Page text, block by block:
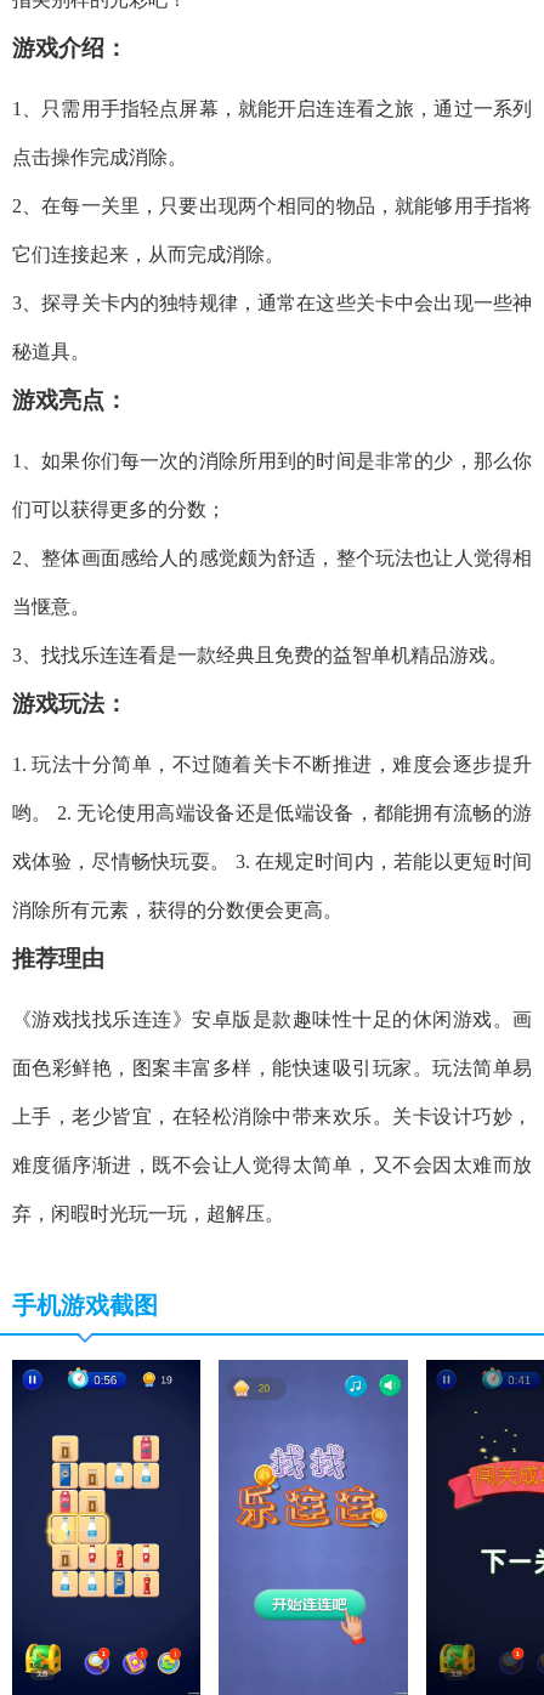
游戏介绍：
1、只需用手指轻点屏幕，就能开启连连看之旅，通过一系列
点击操作完成消除。
2、在每一关里，只要出现两个相同的物品，就能够用手指将
它们连接起来，从而完成消除。
3、探寻关卡内的独特规律，通常在这些关卡中会出现一些神
秘道具。
游戏亮点：
1、如果你们每一次的消除所用到的时间是非常的少，那么你
们可以获得更多的分数；
2、整体画面感给人的感觉颇为舒适，整个玩法也让人觉得相
当惬意。
3、找找乐连连看是一款经典且免费的益智单机精品游戏。
游戏玩法：
1. 玩法十分简单，不过随着关卡不断推进，难度会逐步提升
哟。 2. 无论使用高端设备还是低端设备，都能拥有流畅的游
戏体验，尽情畅快玩耍。 3. 在规定时间内，若能以更短时间
消除所有元素，获得的分数便会更高。
推荐理由
《游戏找找乐连连》安卓版是款趣味性十足的休闲游戏。画
面色彩鲜艳，图案丰富多样，能快速吸引玩家。玩法简单易
上手，老少皆宜，在轻松消除中带来欢乐。关卡设计巧妙，
难度循序渐进，既不会让人觉得太简单，又不会因太难而放
弃，闲暇时光玩一玩，超解压。
手机游戏截图